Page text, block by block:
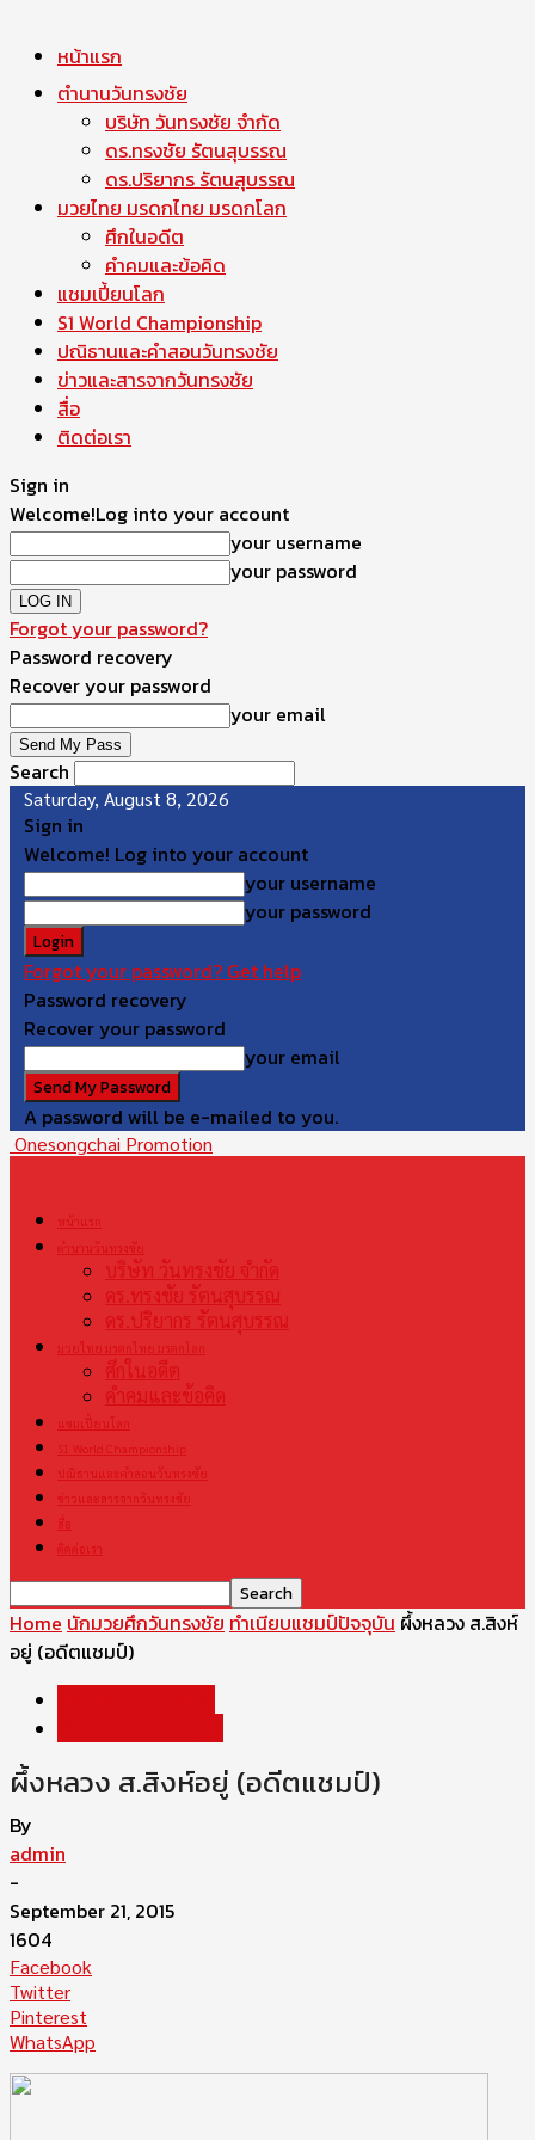
หน้าแรก
ตำนานวันทรงชัย
บริษัท วันทรงชัย จำกัด
ดร.ทรงชัย รัตนสุบรรณ
ดร.ปริยากร รัตนสุบรรณ
มวยไทย มรดกไทย มรดกโลก
ศึกในอดีต
คำคมและข้อคิด
แชมเปี้ยนโลก
S1 World Championship
ปณิธานและคำสอนวันทรงชัย
ข่าวและสารจากวันทรงชัย
สื่อ
ติดต่อเรา
Sign in
Welcome!Log into your account
your username
your password
Forgot your password?
Password recovery
Recover your password
your email
Search
Saturday, August 8, 2026
Sign in
Welcome! Log into your account
your username
your password
Forgot your password? Get help
Password recovery
Recover your password
your email
A password will be e-mailed to you.
Onesongchai Promotion
หน้าแรก
ตำนานวันทรงชัย
บริษัท วันทรงชัย จำกัด
ดร.ทรงชัย รัตนสุบรรณ
ดร.ปริยากร รัตนสุบรรณ
มวยไทย มรดกไทย มรดกโลก
ศึกในอดีต
คำคมและข้อคิด
แชมเปี้ยนโลก
S1 World Championship
ปณิธานและคำสอนวันทรงชัย
ข่าวและสารจากวันทรงชัย
สื่อ
ติดต่อเรา
Home นักมวยศึกวันทรงชัย ทำเนียบแชมป์ปัจจุบัน ผึ้งหลวง ส.สิงห์
อยู่ (อดีตแชมป์)
ผึ้งหลวง ส.สิงห์อยู่ (อดีตแชมป์)
By
admin
-
September 21, 2015
1604
Facebook
Twitter
Pinterest
WhatsApp